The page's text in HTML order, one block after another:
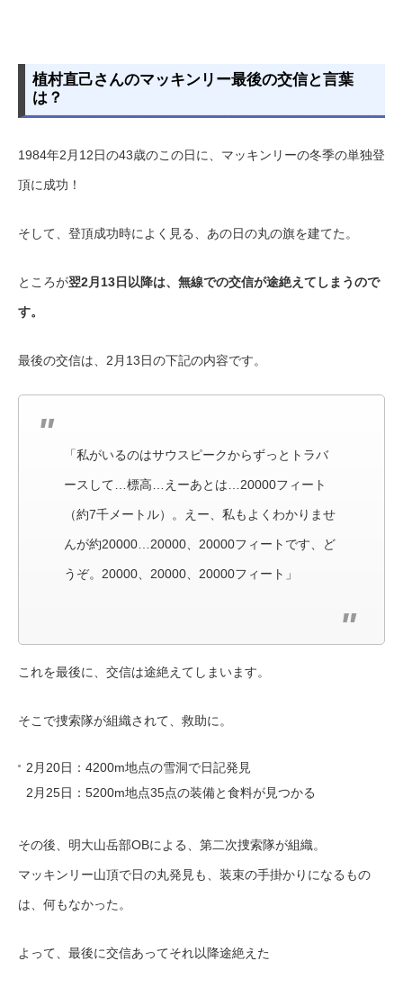
植村直己さんのマッキンリー最後の交信と言葉
は？
1984年2月12日の43歳のこの日に、マッキンリーの冬季の単独登
頂に成功！
そして、登頂成功時によく見る、あの日の丸の旗を建てた。
ところが翌2月13日以降は、無線での交信が途絶えてしまうので
す。
最後の交信は、2月13日の下記の内容です。
「私がいるのはサウスピークからずっとトラバ
ースして…標高…えーあとは…20000フィート
（約7千メートル）。えー、私もよくわかりませ
んが約20000…20000、20000フィートです、ど
うぞ。20000、20000、20000フィート」
これを最後に、交信は途絶えてしまいます。
そこで捜索隊が組織されて、救助に。
2月20日：4200m地点の雪洞で日記発見
2月25日：5200m地点35点の装備と食料が見つかる
その後、明大山岳部OBによる、第二次捜索隊が組織。
マッキンリー山頂で日の丸発見も、装束の手掛かりになるもの
は、何もなかった。
よって、最後に交信あってそれ以降途絶えた